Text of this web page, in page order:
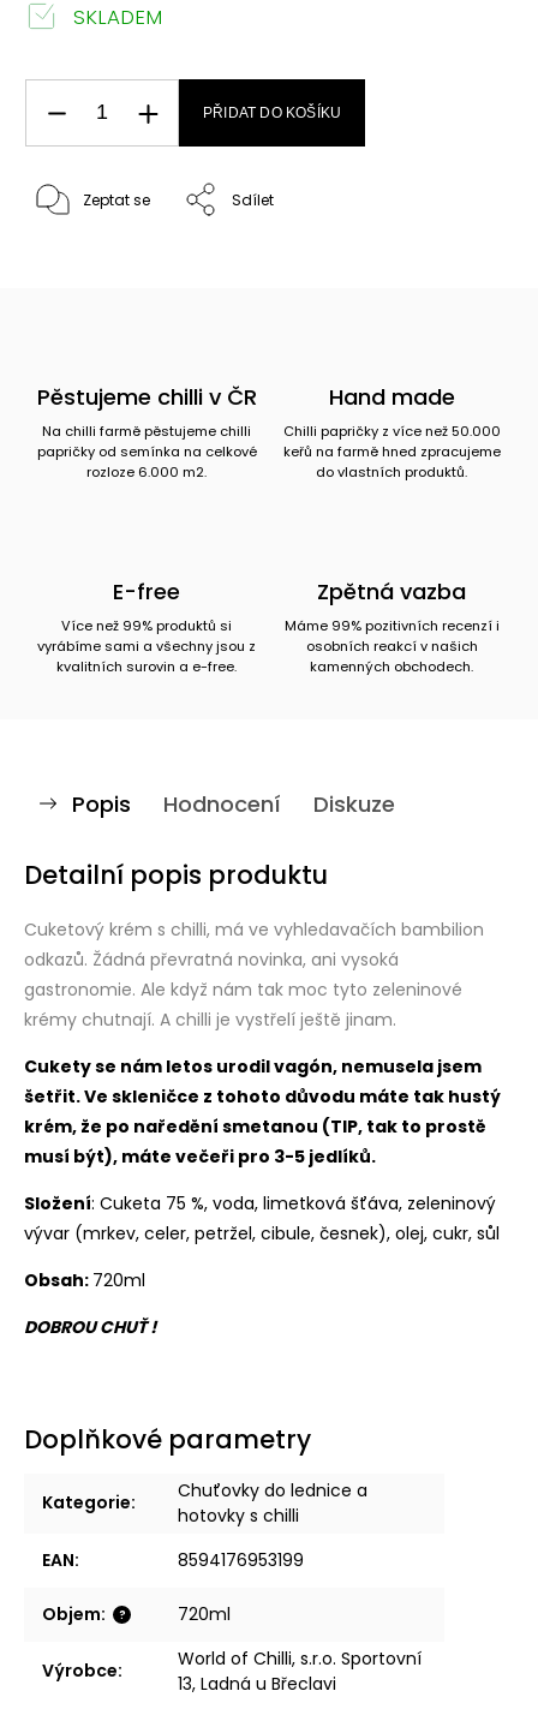
SKLADEM
PŘIDAT DO KOŠÍKU
Zeptat se Sdílet
Pěstujeme chilli v ČR
Na chilli farmě pěstujeme chilli
papričky od semínka na celkové
rozloze 6.000 m2.
Hand made
Chilli papričky z více než 50.000
keřů na farmě hned zpracujeme
do vlastních produktů.
E-free
Více než 99% produktů si
vyrábíme sami a všechny jsou z
kvalitních surovin a e-free.
Zpětná vazba
Máme 99% pozitivních recenzí i
osobních reakcí v našich
kamenných obchodech.
Popis Hodnocení Diskuze
Detailní popis produktu
Cuketový krém s chilli, má ve vyhledavačích bambilion
odkazů. Žádná převratná novinka, ani vysoká
gastronomie. Ale když nám tak moc tyto zeleninové
krémy chutnají. A chilli je vystřelí ještě jinam.
Cukety se nám letos urodil vagón, nemusela jsem
šetřit. Ve skleničce z tohoto důvodu máte tak hustý
krém, že po naředění smetanou (TIP, tak to prostě
musí být), máte večeři pro 3-5 jedlíků.
Složení: Cuketa 75 %, voda, limetková šťáva, zeleninový
vývar (mrkev, celer, petržel, cibule, česnek), olej, cukr, sůl
Obsah: 720ml
DOBROU CHUŤ !
Doplňkové parametry
Kategorie:
Chuťovky do lednice a
hotovky s chilli
EAN: 8594176953199
?
Objem: 720ml
Výrobce:
World of Chilli, s.r.o. Sportovní
13, Ladná u Břeclavi